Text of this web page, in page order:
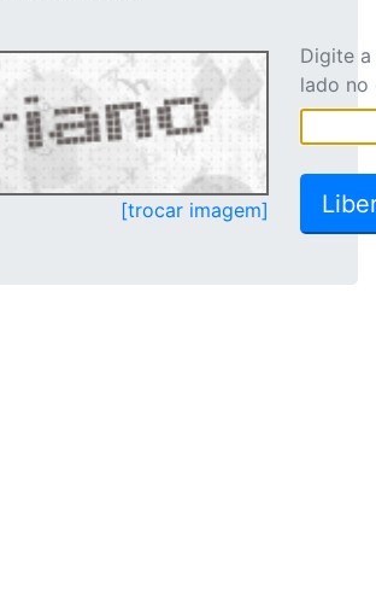
[trocar imagem]
Digite
lado no